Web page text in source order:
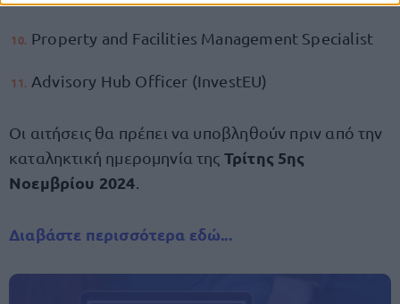
Property and Facilities Management Specialist
Advisory Hub Officer (InvestEU)
Οι αιτήσεις θα πρέπει να υποβληθούν πριν από την
καταληκτική ημερομηνία της Τρίτης 5ης
Νοεμβρίου 2024
Διαβάστε περισσότερα εδώ...